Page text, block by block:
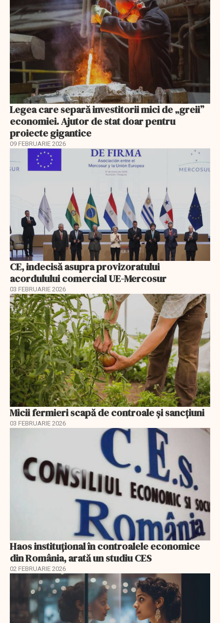
Legea care separă investitorii mici de „greii”
economiei. Ajutor de stat doar pentru
proiecte gigantice
09 FEBRUARIE 2026
CE, indecisă asupra provizoratului
acordulului comercial UE-Mercosur
03 FEBRUARIE 2026
Micii fermieri scapă de controale și sancțiuni
03 FEBRUARIE 2026
Haos instituțional în controalele economice
din România, arată un studiu CES
02 FEBRUARIE 2026